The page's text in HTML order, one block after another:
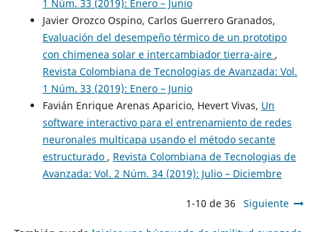
1 Núm. 33 (2019): Enero – Junio
Javier Orozco Ospino, Carlos Guerrero Granados,
Evaluación del desempeño térmico de un prototipo
con chimenea solar e intercambiador tierra-aire ,
Revista Colombiana de Tecnologias de Avanzada: Vol.
1 Núm. 33 (2019): Enero – Junio
Favián Enrique Arenas Aparicio, Hevert Vivas, Un
software interactivo para el entrenamiento de redes
neuronales multicapa usando el método secante
estructurado , Revista Colombiana de Tecnologias de
Avanzada: Vol. 2 Núm. 34 (2019): Julio – Diciembre
1-10 de 36 Siguiente